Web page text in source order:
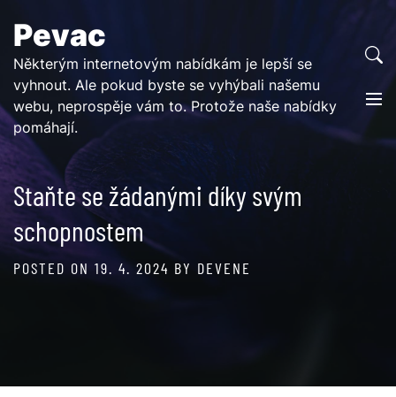
content
Pevac
Některým internetovým nabídkám je lepší se
vyhnout. Ale pokud byste se vyhýbali našemu
webu, neprospěje vám to. Protože naše nabídky
pomáhají.
Staňte se žádanými díky svým
schopnostem
POSTED ON 19. 4. 2024 BY DEVENE